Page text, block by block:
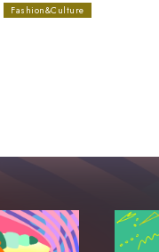
Fashion&Culture